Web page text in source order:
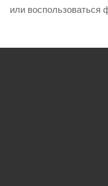
или воспользоваться